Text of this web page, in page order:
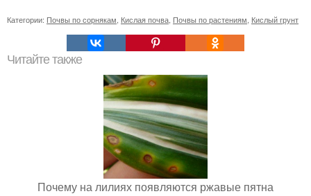
Категории: Почвы по сорнякам, Кислая почва, Почвы по растениям, Кислый грунт
Читайте также
Почему на лилиях появляются ржавые пятна